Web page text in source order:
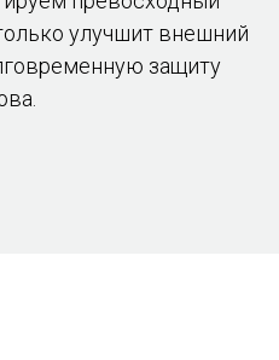
улучшит внешний
защиту